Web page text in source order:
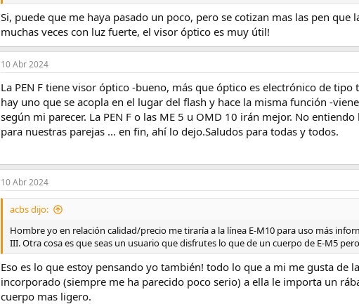
Si, puede que me haya pasado un poco, pero se cotizan mas las pen
muchas veces con luz fuerte, el visor óptico es muy útil!
10 Abr 2024
La PEN F tiene visor óptico -bueno, más que óptico es electrónico de
hay uno que se acopla en el lugar del flash y hace la misma función -
según mi parecer. La PEN F o las ME 5 u OMD 10 irán mejor. No
para nuestras parejas ... en fin, ahí lo dejo.Saludos para todas y todos.
10 Abr 2024
acbs dijo:
Hombre yo en relación calidad/precio me tiraría a la línea E-M10 para uso más
III. Otra cosa es que seas un usuario que disfrutes lo que de un cuerpo de E-M5
Eso es lo que estoy pensando yo también! todo lo que a mi me gusta
incorporado (siempre me ha parecido poco serio) a ella le importa un
cuerpo mas ligero.